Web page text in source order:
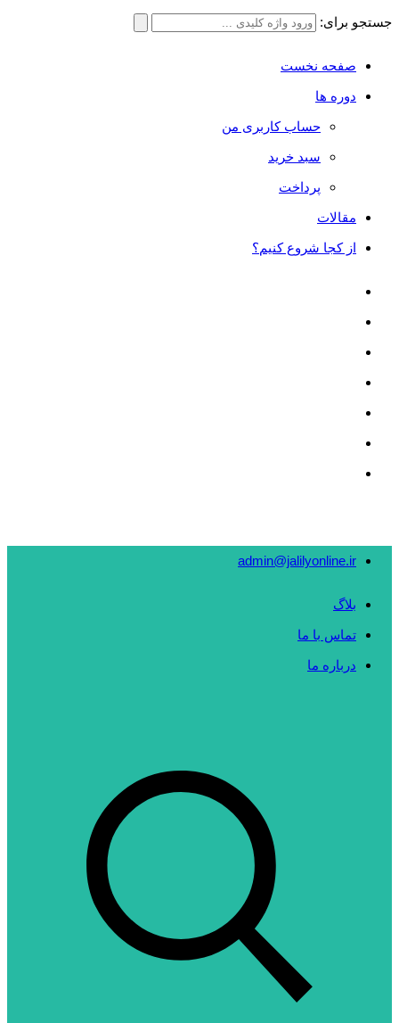
جستجو برای:
صفحه نخست
دوره ها
حساب کاربری من
سبد خرید
پرداخت
مقالات
از کجا شروع کنیم؟
admin@jalilyonline.ir
بلاگ
تماس با ما
درباره ما